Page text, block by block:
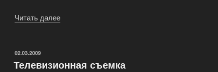
Читать далее
Beta
ОПУБЛИКОВАНО
02.03.2009
Телевизионная съемка